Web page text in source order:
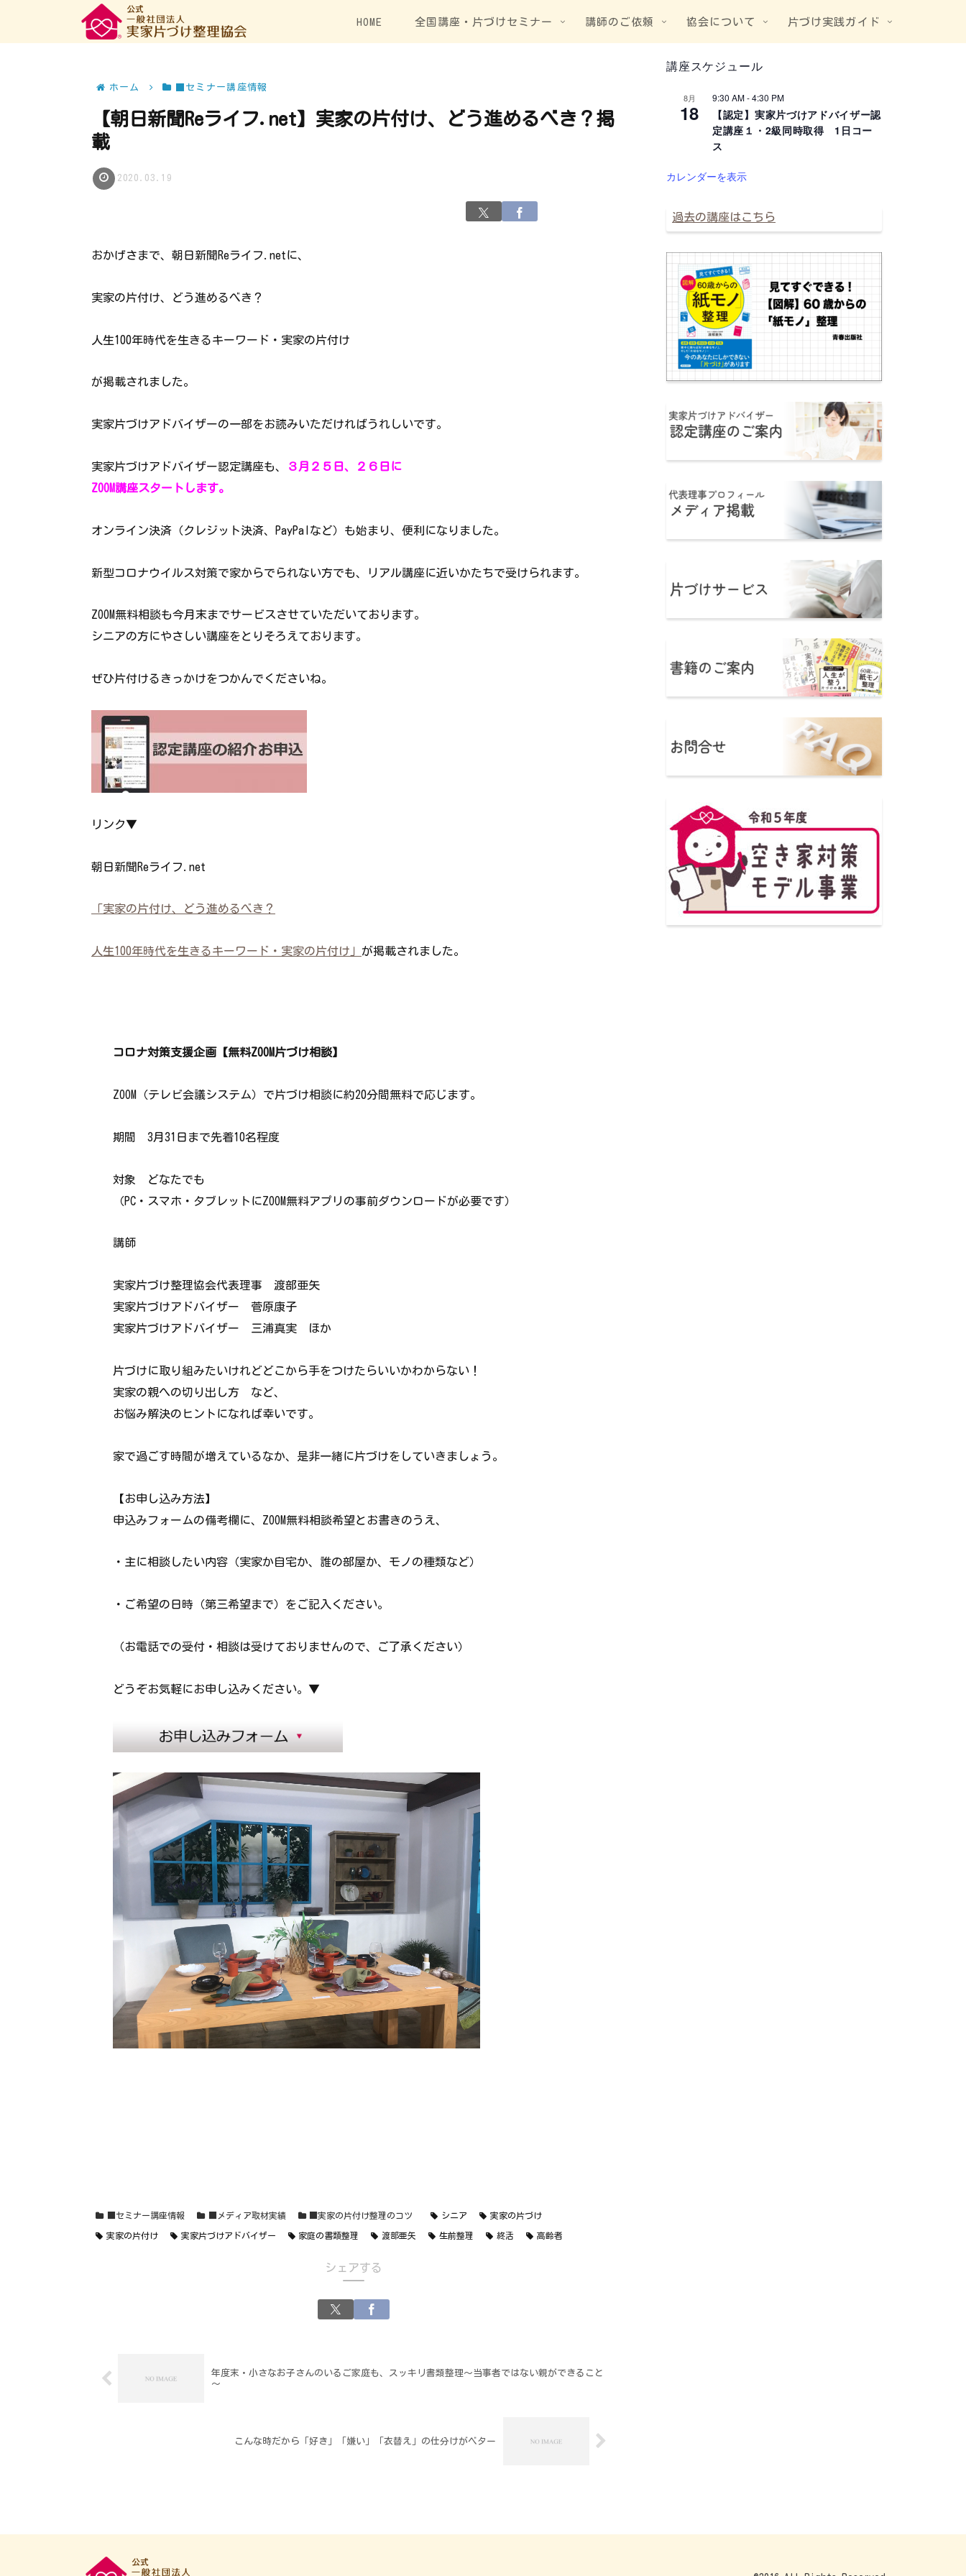
HOME 全国講座・片づけセミナー 講師のご依頼 協会について 片づけ実践ガイド
ホーム ■セミナー講座情報
【朝日新聞Reライフ.net】実家の片付け、どう進めるべき？掲
載
2020.03.19
おかげさまで、朝日新聞Reライフ.netに、
実家の片付け、どう進めるべき？
人生100年時代を生きるキーワード・実家の片付け
が掲載されました。
実家片づけアドバイザーの一部をお読みいただければうれしいです。
実家片づけアドバイザー認定講座も、
３月２５日、２６日に
ZOOM講座スタートします。
オンライン決済（クレジット決済、PayPalなど）も始まり、便利になりました。
新型コロナウイルス対策で家からでられない方でも、リアル講座に近いかたちで受けられます。
ZOOM無料相談も今月末までサービスさせていただいております。
シニアの方にやさしい講座をとりそろえております。
ぜひ片付けるきっかけをつかんでくださいね。
リンク▼
朝日新聞Reライフ.net
「実家の片付け、どう進めるべき？
人生100年時代を生きるキーワード・実家の片付け」 が掲載されました。
コロナ対策支援企画【無料ZOOM片づけ相談】
ZOOM（テレビ会議システム）で片づけ相談に約20分間無料で応じます。
期間 3月31日まで先着10名程度
対象 どなたでも
（PC・スマホ・タブレットにZOOM無料アプリの事前ダウンロードが必要です）
講師
実家片づけ整理協会代表理事 渡部亜矢
実家片づけアドバイザー 菅原康子
実家片づけアドバイザー 三浦真実 ほか
片づけに取り組みたいけれどどこから手をつけたらいいかわからない！
実家の親への切り出し方 など、
お悩み解決のヒントになれば幸いです。
家で過ごす時間が増えているなか、是非一緒に片づけをしていきましょう。
【お申し込み方法】
申込みフォームの備考欄に、ZOOM無料相談希望とお書きのうえ、
・主に相談したい内容（実家か自宅か、誰の部屋か、モノの種類など）
・ご希望の日時（第三希望まで）をご記入ください。
（お電話での受付・相談は受けておりませんので、ご了承ください）
どうぞお気軽にお申し込みください。▼
■セミナー講座情報 ■メディア取材実績 ■実家の片付け整理のコツ シニア 実家の片づけ
実家の片付け 実家片づけアドバイザー 家庭の書類整理 渡部亜矢 生前整理 終活 高齢者
シェアする
年度末・小さなお子さんのいるご家庭も、スッキリ書類整理～当事者ではない親ができること
～
こんな時だから「好き」「嫌い」「衣替え」の仕分けがベター
講座スケジュール
8月
18
9:30 AM-4:30 PM
【認定】実家片づけアドバイザー認
定講座１・2級同時取得 1日コー
ス
カレンダーを表示
過去の講座はこちら